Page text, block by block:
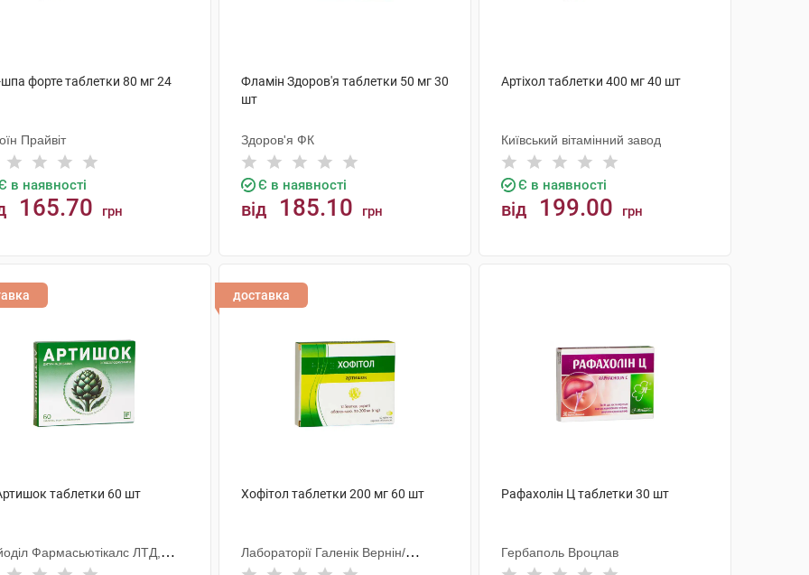
форте таблетки 80 мг 24
Прайвіт
в наявності
165.70 грн
Фламін Здоров'я таблетки 50 мг 30
шт
Здоров'я ФК
Є в наявності
від 185.10 грн
Артіхол таблетки 400 мг 40 шт
Київський вітамінний завод
Є в наявності
від 199.00 грн
таблетки 60 шт
Фармасьютікалс ЛТД,
доставка
Хофітол таблетки 200 мг 60 шт
Лабораторії Галенік Вернін/
Франція
Рафахолін Ц таблетки 30 шт
Гербаполь Вроцлав